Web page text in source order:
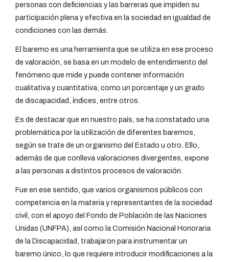
personas con deficiencias y las barreras que impiden su
participación plena y efectiva en la sociedad en igualdad de
condiciones con las demás.
El baremo es una herramienta que se utiliza en ese proceso
de valoración, se basa en un modelo de entendimiento del
fenómeno que mide y puede contener información
cualitativa y cuantitativa, como un porcentaje y un grado
de discapacidad, índices, entre otros.
Es de destacar que en nuestro país, se ha constatado una
problemática por la utilización de diferentes baremos,
según se trate de un organismo del Estado u otro. Ello,
además de que conlleva valoraciones divergentes, expone
a las personas a distintos procesos de valoración.
Fue en ese sentido, que varios organismos públicos con
competencia en la materia y representantes de la sociedad
civil, con el apoyo del Fondo de Población de las Naciones
Unidas (UNFPA), así como la Comisión Nacional Honoraria
de la Discapacidad, trabajaron para instrumentar un
baremo único, lo que requiere introducir modificaciones a la